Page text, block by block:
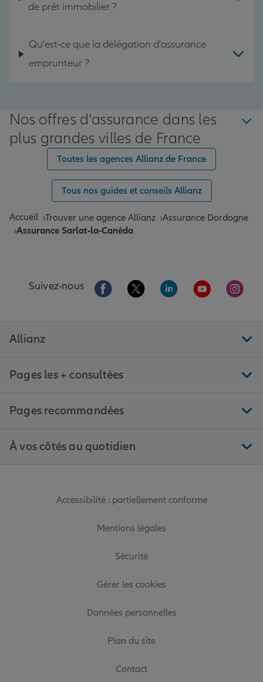
de prêt immobilier ?
Qu'est-ce que la délégation d'assurance
emprunteur ?
Nos offres d'assurance dans les
plus grandes villes de France
Toutes les agences Allianz de France
Tous nos guides et conseils Allianz
Accueil Trouver une agence Allianz Assurance Dordogne
Assurance Sarlat-la-Canéda
Suivez-nous Aller sur la page Facebook de Allianz
Aller sur la page Twitter de
Aller sur la page
Aller sur la
Aller
Allianz
Pages les + consultées
Pages recommandées
À vos côtés au quotidien
Accessibilité : partiellement conforme
Mentions légales
Sécurité
Gérer les cookies
Données personnelles
Plan du site
Contact